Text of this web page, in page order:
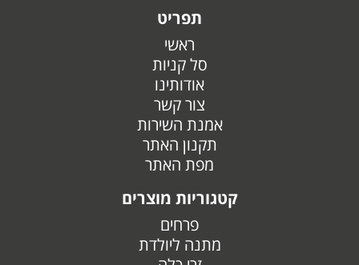
תפריט
ראשי
סל קניות
אודותינו
צור קשר
אמנת השירות
תקנון האתר
מפת האתר
קטגוריות מוצרים
פרחים
מתנה ליולדת